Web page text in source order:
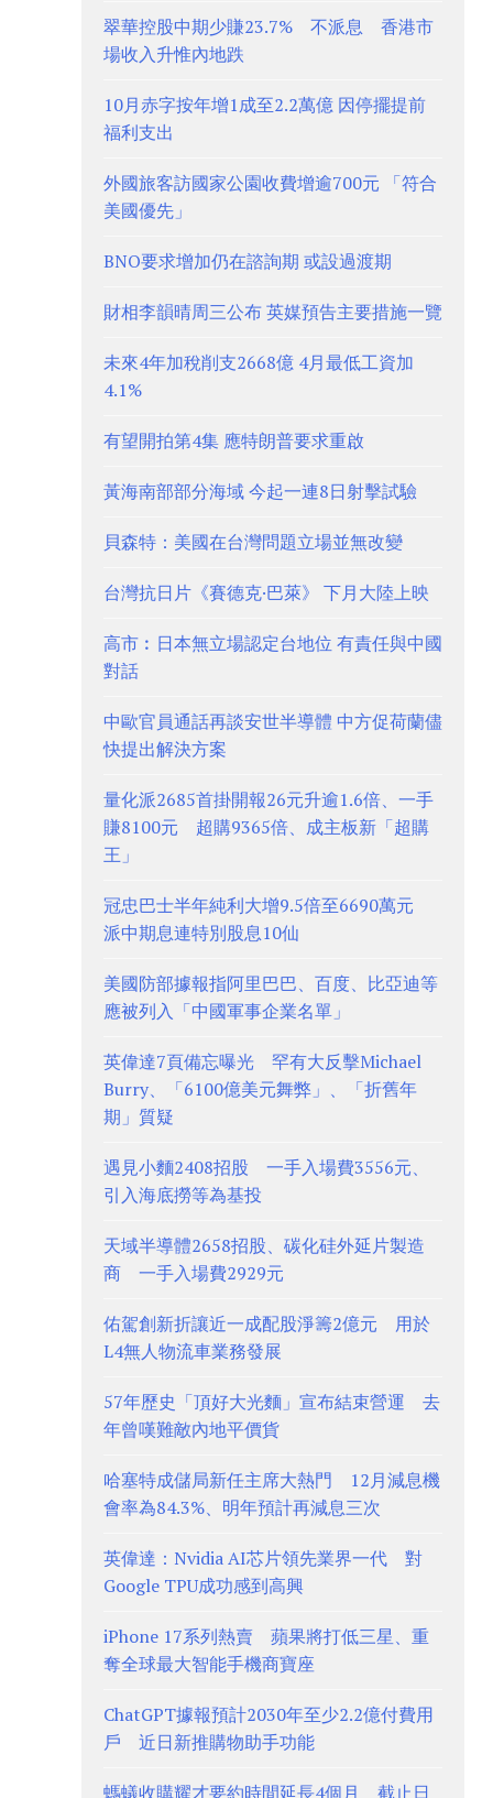
翠華控股中期少賺23.7% 不派息 香港市
場收入升惟內地跌
10月赤字按年增1成至2.2萬億 因停擺提前
福利支出
外國旅客訪國家公園收費增逾700元 「符合
美國優先」
BNO要求增加仍在諮詢期 或設過渡期
財相李韻晴周三公布 英媒預告主要措施一覽
未來4年加稅削支2668億 4月最低工資加
4.1%
有望開拍第4集 應特朗普要求重啟
黃海南部部分海域 今起一連8日射擊試驗
貝森特：美國在台灣問題立場並無改變
台灣抗日片《賽德克·巴萊》 下月大陸上映
高市︰日本無立場認定台地位 有責任與中國
對話
中歐官員通話再談安世半導體 中方促荷蘭儘
快提出解決方案
量化派2685首掛開報26元升逾1.6倍、一手
賺8100元 超購9365倍、成主板新「超購
王」
冠忠巴士半年純利大增9.5倍至6690萬元
派中期息連特別股息10仙
美國防部據報指阿里巴巴、百度、比亞迪等
應被列入「中國軍事企業名單」
英偉達7頁備忘曝光 罕有大反擊Michael
Burry、「6100億美元舞弊」、「折舊年
期」質疑
遇見小麵2408招股 一手入場費3556元、
引入海底撈等為基投
天域半導體2658招股、碳化硅外延片製造
商 一手入場費2929元
佑駕創新折讓近一成配股淨籌2億元 用於
L4無人物流車業務發展
57年歷史「頂好大光麵」宣布結束營運 去
年曾嘆難敵內地平價貨
哈塞特成儲局新任主席大熱門 12月減息機
會率為84.3%、明年預計再減息三次
英偉達：Nvidia AI芯片領先業界一代 對
Google TPU成功感到高興
iPhone 17系列熱賣 蘋果將打低三星、重
奪全球最大智能手機商寶座
ChatGPT據報預計2030年至少2.2億付費用
戶 近日新推購物助手功能
螞蟻收購耀才要約時間延長4個月 截止日